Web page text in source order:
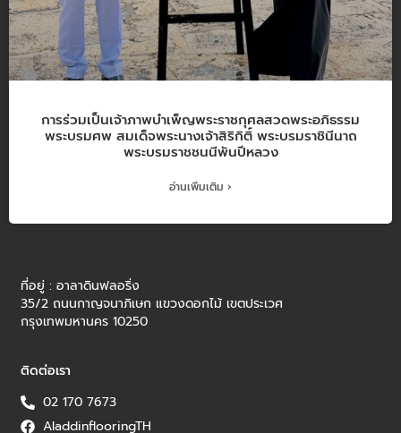
การร่วมเป็นเจ้าภาพบำเพ็ญพระราชกุศลสวดพระอภิธรรม
พระบรมศพ สมเด็จพระนางเจ้าสิริกิติ์ พระบรมราชินีนาถ
พระบรมราชชนนีพันปีหลวง
อ่านเพิ่มเติม ›
ติดต่อเรา
02 170 7673
AladdinflooringTH
ที่อยู่ : อาลาดินฟลอริ่ง
35/2 ถนนกาญจนาภิเษก แขวงดอกไม้ เขตประเวศ
กรุงเทพมหานคร 10250